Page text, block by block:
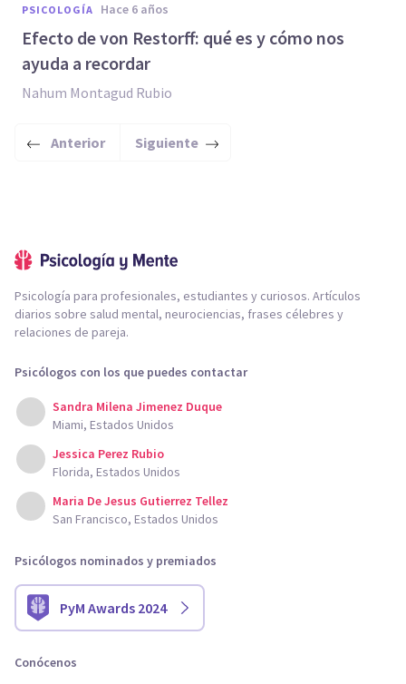
PSICOLOGÍA hace 6 años
Efecto de von Restorff: qué es y cómo nos
ayuda a recordar
Nahum Montagud Rubio
Anterior Siguiente
Psicología para profesionales, estudiantes y curiosos. Artículos
diarios sobre salud mental, neurociencias, frases célebres y
relaciones de pareja.
Psicólogos con los que puedes contactar
Sandra Milena Jimenez Duque
Miami, Estados Unidos
Jessica Perez Rubio
Florida, Estados Unidos
Maria De Jesus Gutierrez Tellez
San Francisco, Estados Unidos
Psicólogos nominados y premiados
PyM Awards 2024
Conócenos